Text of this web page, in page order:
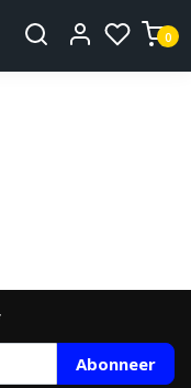
0
Abonneer